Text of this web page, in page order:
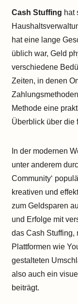
Cash Stuffing hat
hat eine lange
üblich war, Geld
verschiedene
Zeiten, in denen
Methode eine
Überblick über die
In der modernen
unter anderem
Community‘
kreativen und
zum Geldsparen
und Erfolge mit
das Cash Stuffing,
Plattformen wie
gestalteten
also auch ein
beiträgt.